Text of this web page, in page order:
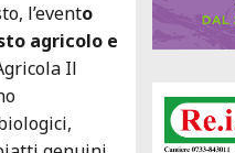
l’evento
agricolo e
Il